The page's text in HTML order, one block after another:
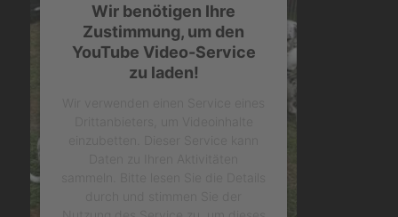
Wir benötigen Ihre
Zustimmung, um den
YouTube Video-Service
zu laden!